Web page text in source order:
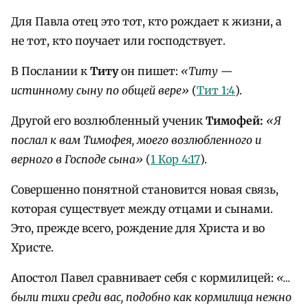
Для Павла отец это тот, кто рождает к жизни, а
не тот, кто поучает или господствует.
В Послании к Титуон пишет: «Титу —
истинному сыну по общей вере» (Тит 1:4).
Другой его возлюбленный ученик Тимофей: «Я
послал к вам Тимофея, моего возлюбленного и
верного в Господе сына» (1 Кор 4:17).
Совершенно понятной становится новая связь,
которая существует между отцами и сынами.
Это, прежде всего, рождение для Христа и во
Христе.
Апостол Павел сравнивает себя с кормилицей: «…
были тихи среди вас, подобно как кормилица нежно